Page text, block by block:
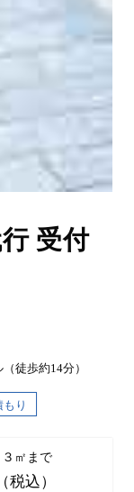
受付
徒歩約14分）
り
㎡まで
税込）